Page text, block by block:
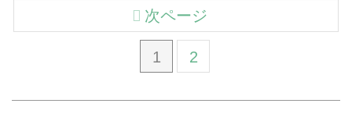
1 2
次ページ